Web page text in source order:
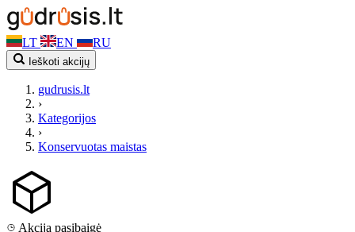
LT EN RU
Ieškoti akcijų
gudrusis.lt
›
Kategorijos
›
Konservuotas maistas
Akcija pasibaigė